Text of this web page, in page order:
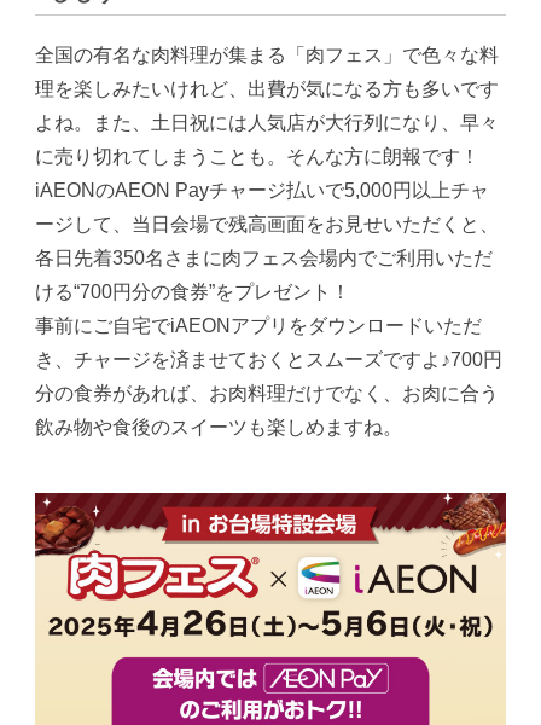
全国の有名な肉料理が集まる「肉フェス」で色々な料
理を楽しみたいけれど、出費が気になる方も多いです
よね。また、土日祝には人気店が大行列になり、早々
に売り切れてしまうことも。そんな方に朗報です！
iAEONのAEON Payチャージ払いで5,000円以上チャ
ージして、当日会場で残高画面をお見せいただくと、
各日先着350名さまに肉フェス会場内でご利用いただ
ける“700円分の食券”をプレゼント！
事前にご自宅でiAEONアプリをダウンロードいただ
き、チャージを済ませておくとスムーズですよ♪700円
分の食券があれば、お肉料理だけでなく、お肉に合う
飲み物や食後のスイーツも楽しめますね。